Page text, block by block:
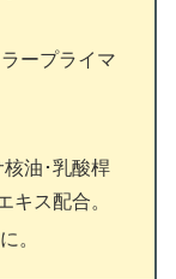
ープライマ
油･乳酸桿
キス配合。
。